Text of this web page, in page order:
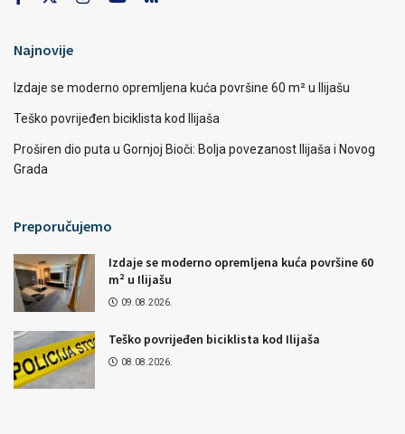
Najnovije
Izdaje se moderno opremljena kuća površine 60 m² u Ilijašu
Teško povrijeđen biciklista kod Ilijaša
Proširen dio puta u Gornjoj Bioči: Bolja povezanost Ilijaša i Novog
Grada
Preporučujemo
Izdaje se moderno opremljena kuća površine 60
m² u Ilijašu
09.08.2026.
Teško povrijeđen biciklista kod Ilijaša
08.08.2026.